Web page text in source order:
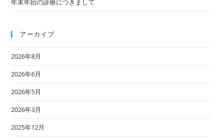
年末年始の診療につきまして
アーカイブ
2026年8月
2026年6月
2026年5月
2026年3月
2025年12月